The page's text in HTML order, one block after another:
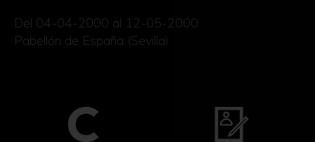
Del 04-04-2000 al 12-05-2000
Pabellón de España (Sevilla)